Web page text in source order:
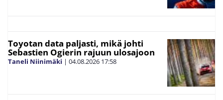
Toyotan data paljasti, mikä johti
Sebastien Ogierin rajuun ulosajoon
Taneli Niinimäki | 04.08.2026 17:58